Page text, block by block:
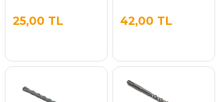
25,00 TL 42,00 TL